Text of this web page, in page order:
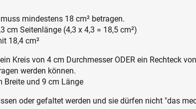
mindestens 18 cm² betragen.
Seitenlänge (4,3 x 4,3 = 18,5 cm²)
18,4 cm²
Kreis von 4 cm Durchmesser ODER ein Rechteck
werden können.
Breite und 9 cm Länge
oder gefaltet werden und sie dürfen nicht "das